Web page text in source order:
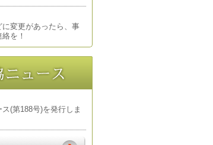
変更があったら、事
を！
(第188号)を発行しま